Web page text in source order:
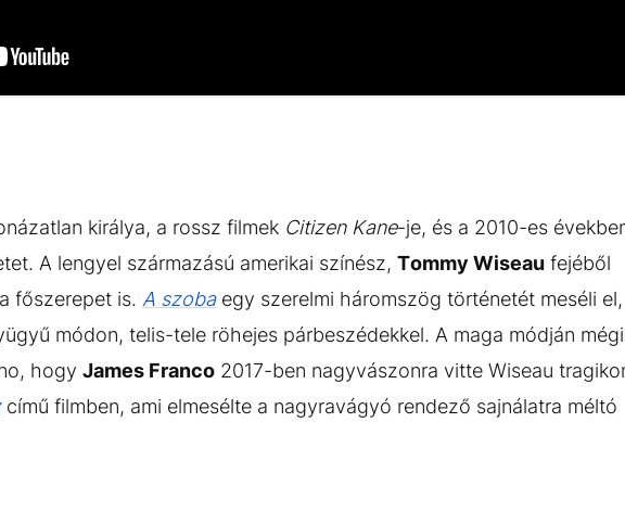
királya, a rossz filmek Citizen Kane-je, és a 2010-es
A lengyel származású amerikai színész, Tommy Wiseau fejéből
főszerepet is. A szoba egy szerelmi háromszög történetét meséli el,
módon, telis-tele röhejes párbeszédekkel. A maga módján
hogy James Franco 2017-ben nagyvászonra vitte Wiseau
című filmben, ami elmesélte a nagyravágyó rendező sajnálatra méltó